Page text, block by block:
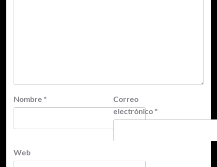
Nombre *
Correo
electrónico *
Web